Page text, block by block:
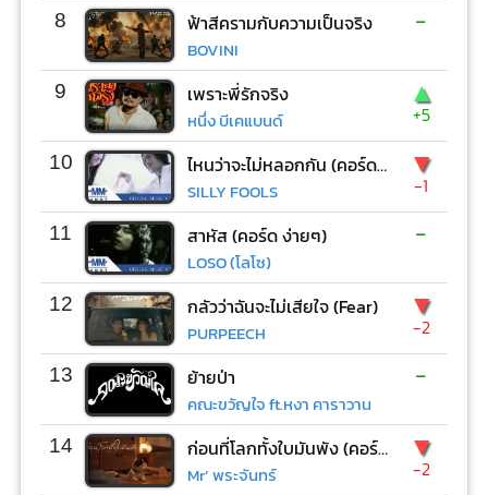
8 ฟ้าสีครามกับความเป็นจริง
BOVINI
-
9 เพราะพี่รักจริง
หนึ่ง บีเคแบนด์
▲
+5
10 ไหนว่าจะไม่หลอกกัน (คอร์ด ง่ายๆ)
SILLY FOOLS
▼
-1
11 สาหัส (คอร์ด ง่ายๆ)
LOSO (โลโซ)
-
12 กลัวว่าฉันจะไม่เสียใจ (Fear)
PURPEECH
▼
-2
13 ย้ายป่า
คณะขวัญใจ ft.หงา คาราวาน
-
14 ก่อนที่โลกทั้งใบมันพัง (คอร์ด ง่ายๆ)
Mr’ พระจันทร์
▼
-2